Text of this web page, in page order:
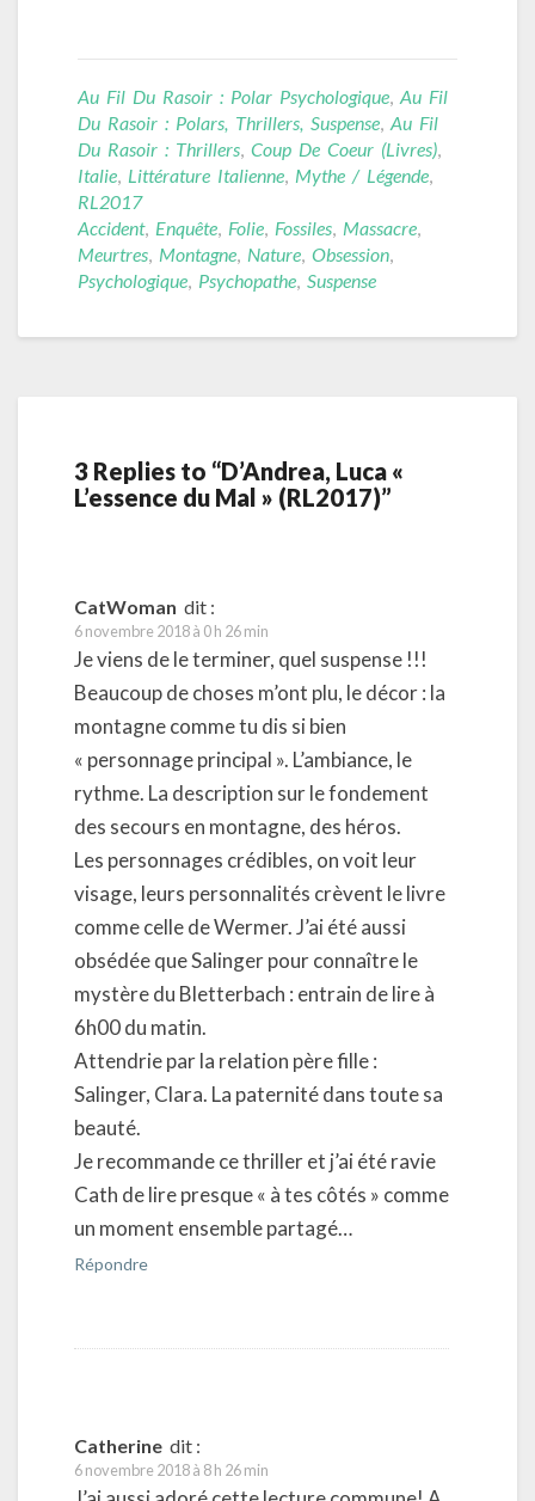
Au Fil Du Rasoir : Polar Psychologique Au Fil
Du Rasoir : Polars, Thrillers, Suspense Au Fil
Du Rasoir : Thrillers Coup De Coeur (livres)
Italie Littérature Italienne Mythe / Légende
RL2017
Accident, Enquête Folie Fossiles Massacre
Meurtres Montagne Nature Obsession
Psychologique Psychopathe Suspense
3 Replies to “D’Andrea, Luca «
L’essence du Mal » (RL2017)”
CatWoman dit :
6 novembre 2018 à 0 h 26 min
Je viens de le terminer, quel suspense !!!
Beaucoup de choses m’ont plu, le décor : la
montagne comme tu dis si bien
« personnage principal ». L’ambiance, le
rythme. La description sur le fondement
des secours en montagne, des héros.
Les personnages crédibles, on voit leur
visage, leurs personnalités crèvent le livre
comme celle de Wermer. J’ai été aussi
obsédée que Salinger pour connaître le
mystère du Bletterbach : entrain de lire à
6h00 du matin.
Attendrie par la relation père fille :
Salinger, Clara. La paternité dans toute sa
beauté.
Je recommande ce thriller et j’ai été ravie
Cath de lire presque « à tes côtés » comme
un moment ensemble partagé…
Répondre
Catherine dit :
6 novembre 2018 à 8 h 26 min